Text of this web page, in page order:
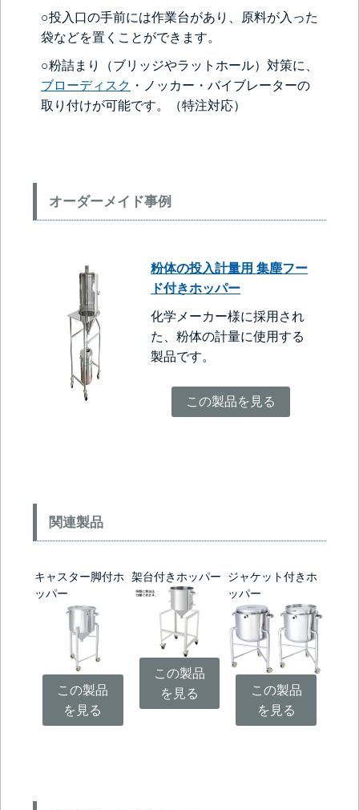
○投入口の手前には作業台があり、原料が入った
袋などを置くことができます。
○粉詰まり（ブリッジやラットホール）対策に、
ブローディスク ・ノッカー・バイブレーターの
取り付けが可能です。（特注対応）
オーダーメイド事例
粉体の投入計量用 集塵フー
ド付きホッパー
化学メーカー様に採用され
た、粉体の計量に使用する
製品です。
この製品を見る
関連製品
キャスター脚付ホ
ッパー
この製品
を見る
架台付きホッパー
この製品
を見る
ジャケット付きホ
ッパー
この製品
を見る